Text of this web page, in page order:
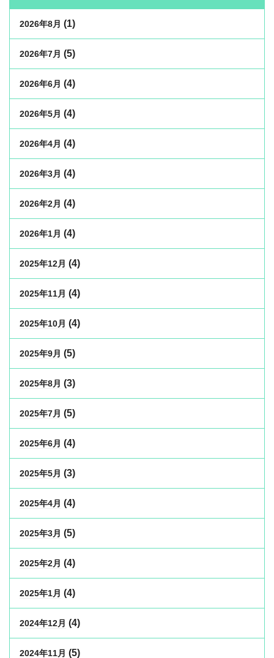
2026年8月 (1)
2026年7月 (5)
2026年6月 (4)
2026年5月 (4)
2026年4月 (4)
2026年3月 (4)
2026年2月 (4)
2026年1月 (4)
2025年12月 (4)
2025年11月 (4)
2025年10月 (4)
2025年9月 (5)
2025年8月 (3)
2025年7月 (5)
2025年6月 (4)
2025年5月 (3)
2025年4月 (4)
2025年3月 (5)
2025年2月 (4)
2025年1月 (4)
2024年12月 (4)
2024年11月 (5)